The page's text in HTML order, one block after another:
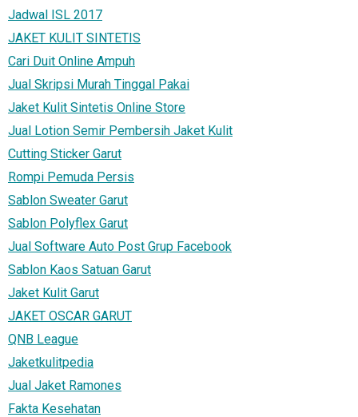
Jadwal ISL 2017
JAKET KULIT SINTETIS
Cari Duit Online Ampuh
Jual Skripsi Murah Tinggal Pakai
Jaket Kulit Sintetis Online Store
Jual Lotion Semir Pembersih Jaket Kulit
Cutting Sticker Garut
Rompi Pemuda Persis
Sablon Sweater Garut
Sablon Polyflex Garut
Jual Software Auto Post Grup Facebook
Sablon Kaos Satuan Garut
Jaket Kulit Garut
JAKET OSCAR GARUT
QNB League
Jaketkulitpedia
Jual Jaket Ramones
Fakta Kesehatan